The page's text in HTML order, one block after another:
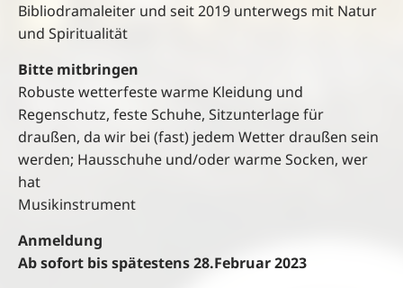
Bibliodramaleiter und seit 2019 unterwegs mit Natur
und Spiritualität
Bitte mitbringen
Robuste wetterfeste warme Kleidung und
Regenschutz, feste Schuhe, Sitzunterlage für
draußen, da wir bei (fast) jedem Wetter draußen sein
werden; Hausschuhe und/oder warme Socken, wer
hat
Musikinstrument
Anmeldung
Ab sofort bis spätestens 28.Februar 2023